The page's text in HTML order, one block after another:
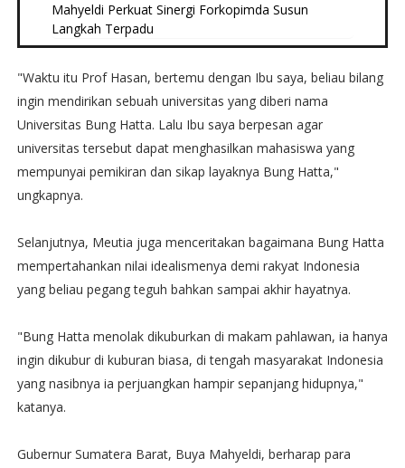
Mahyeldi Perkuat Sinergi Forkopimda Susun
Langkah Terpadu
"Waktu itu Prof Hasan, bertemu dengan Ibu saya, beliau bilang
ingin mendirikan sebuah universitas yang diberi nama
Universitas Bung Hatta. Lalu Ibu saya berpesan agar
universitas tersebut dapat menghasilkan mahasiswa yang
mempunyai pemikiran dan sikap layaknya Bung Hatta,"
ungkapnya.
Selanjutnya, Meutia juga menceritakan bagaimana Bung Hatta
mempertahankan nilai idealismenya demi rakyat Indonesia
yang beliau pegang teguh bahkan sampai akhir hayatnya.
"Bung Hatta menolak dikuburkan di makam pahlawan, ia hanya
ingin dikubur di kuburan biasa, di tengah masyarakat Indonesia
yang nasibnya ia perjuangkan hampir sepanjang hidupnya,"
katanya.
Gubernur Sumatera Barat, Buya Mahyeldi, berharap para